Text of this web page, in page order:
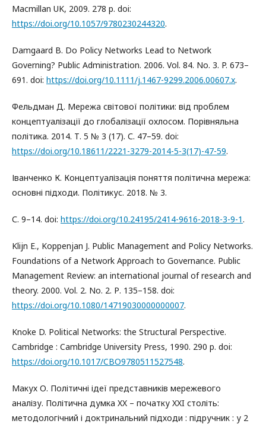
Macmillan UK, 2009. 278 р. doi:
https://doi.org/10.1057/9780230244320.
Damgaard B. Do Policy Networks Lead to Network
Governing? Public Administration. 2006. Vol. 84. No. 3. P. 673–
691. doi: https://doi.org/10.1111/j.1467-9299.2006.00607.x.
Фельдман Д. Мережа світової політики: від проблем
концептуалізації до глобалізації охлосом. Порівняльна
політика. 2014. Т. 5 № 3 (17). С. 47–59. doi:
https://doi.org/10.18611/2221-3279-2014-5-3(17)-47-59.
Іванченко К. Концептуалізація поняття політична мережа:
основні підходи. Політикус. 2018. № 3.
С. 9–14. doi: https://doi.org/10.24195/2414-9616-2018-3-9-1.
Klijn E., Koppenjan J. Public Management and Policy Networks.
Foundations of a Network Approach to Governance. Public
Management Review: an international journal of research and
theory. 2000. Vol. 2. No. 2. Р. 135–158. doi:
https://doi.org/10.1080/14719030000000007.
Knoke D. Political Networks: the Structural Perspective.
Cambridge : Cambridge University Press, 1990. 290 р. doi:
https://doi.org/10.1017/CBO9780511527548.
Макух О. Політичні ідеї представників мережевого
аналізу. Політична думка XX – початку XXI століть:
методологічний і доктринальний підходи : підручник : у 2